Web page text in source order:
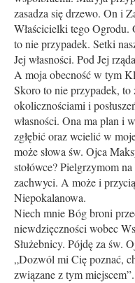
zasadza się drzewo. On i
Właścicielki tego
to nie przypadek. Setki
Jej własności. Pod Jej
A moja obecność w tym
Skoro to nie przypadek, to
okolicznościami i
własności. Ona ma plan i
zgłębić oraz wcielić w
może słowa św. Ojca
stołówce? Pielgrzymom
zachwyci. A może i
Niepokalanowa.
Niech mnie Bóg broni
niewdzięczności wobec
Służebnicy. Pójdę za św.
„Dozwól mi Cię poznać,
związane z tym miejscem”.